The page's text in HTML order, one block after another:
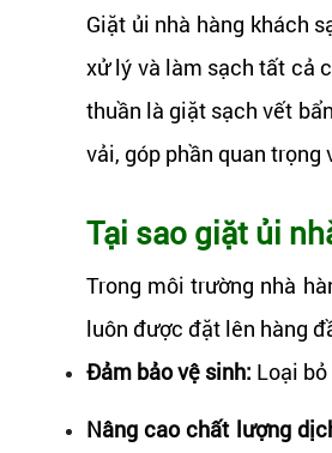
Giặt ủi nhà hàng khách
xử lý và làm sạch tất cả
thuần là giặt sạch vết
vải, góp phần quan
Tại sao giặt ủi
Trong môi trường nhà
luôn được đặt lên hàng
Đảm bảo vệ sinh: Loại
Nâng cao chất lượng